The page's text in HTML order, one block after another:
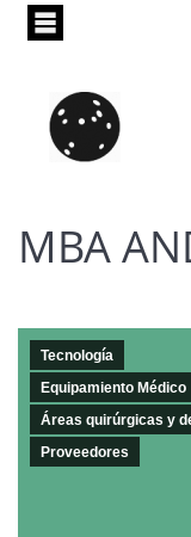
Pasar
principal
MBA
Tecnología
Equipamiento Médico
Áreas quirúrgicas y
Proveedores